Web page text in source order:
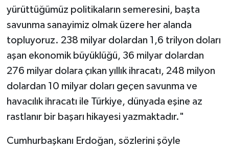
yürüttüğümüz politikaların semeresini, başta
savunma sanayimiz olmak üzere her alanda
topluyoruz. 238 milyar dolardan 1,6 trilyon doları
aşan ekonomik büyüklüğü, 36 milyar dolardan
276 milyar dolara çıkan yıllık ihracatı, 248 milyon
dolardan 10 milyar doları geçen savunma ve
havacılık ihracatı ile Türkiye, dünyada eşine az
rastlanır bir başarı hikayesi yazmaktadır."
Cumhurbaşkanı Erdoğan, sözlerini şöyle
Kırşehir Müftülüğü
Kocaeli Müftülüğü
Konya Müftülüğü
Kütahya Müftülüğü
Malatya Müftülüğü
Manisa Müftülüğü